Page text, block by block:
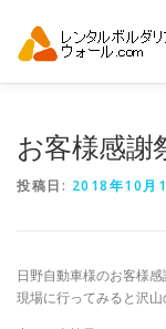
お客様感謝
投稿日: 2018年10月
日野自動車様のお客様
現場に行ってみると沢